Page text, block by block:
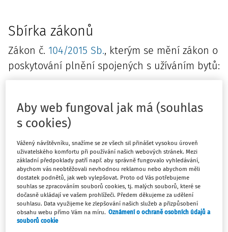
Sbírka zákonů
Zákon č. 104/2015 Sb., kterým se mění zákon o
poskytování plnění spojených s užíváním bytů:
upravují některé otázky související s poskytováním
plnění spojených s užíváním bytů a nebytových
takéenergetický zákon č. 458/2000 Sb.
Zákon o službáchřeší rozúčtování cen a úhrad služeb
spojených s užíváním bytů a nebytových prostorů v
domech s byty, a to jak v nájmu, tak ve vlastnictví.
Jeho existenci si vyžádalnový občanský zákoníka
upravuje rovněž zálohování, paušální platby i sankce
za porušení povinností.
Aby web fungoval jak má (souhlas
s cookies)
Vážený návštěvníku, snažíme se ze všech sil přinášet vysokou úroveň
uživatelského komfortu při používání našich webových stránek. Mezi
základní předpoklady patří např. aby správně fungovalo vyhledávání,
abychom vás neobtěžovali nevhodnou reklamou nebo abychom měli
dostatek podnětů, jak web vylepšovat. Proto od Vás potřebujeme
souhlas se zpracováním souborů cookies, tj. malých souborů, které se
dočasně ukládají ve vašem prohlížeči. Předem děkujeme za udělení
souhlasu. Data využijeme ke zlepšování našich služeb a přizpůsobení
obsahu webu přímo Vám na míru. Oznámení o ochraně osobních údajů a
souborů cookie